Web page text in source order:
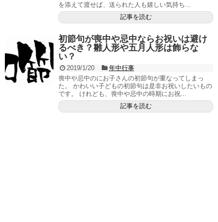
を添えて渡せば、送られた人も嬉しい気持ち...
記事を読む
初節句が喪中や忌中ならお祝いは避け
るべき？雛人形や五月人形は飾らな
い？
2019/1/20
年中行事
喪中や忌中のにお子さんの初節句が重なってしまっ
た。 かわいい子どもの初節句は是非お祝いしたいもの
です。 けれども、喪中や忌中の時期にお祝...
記事を読む